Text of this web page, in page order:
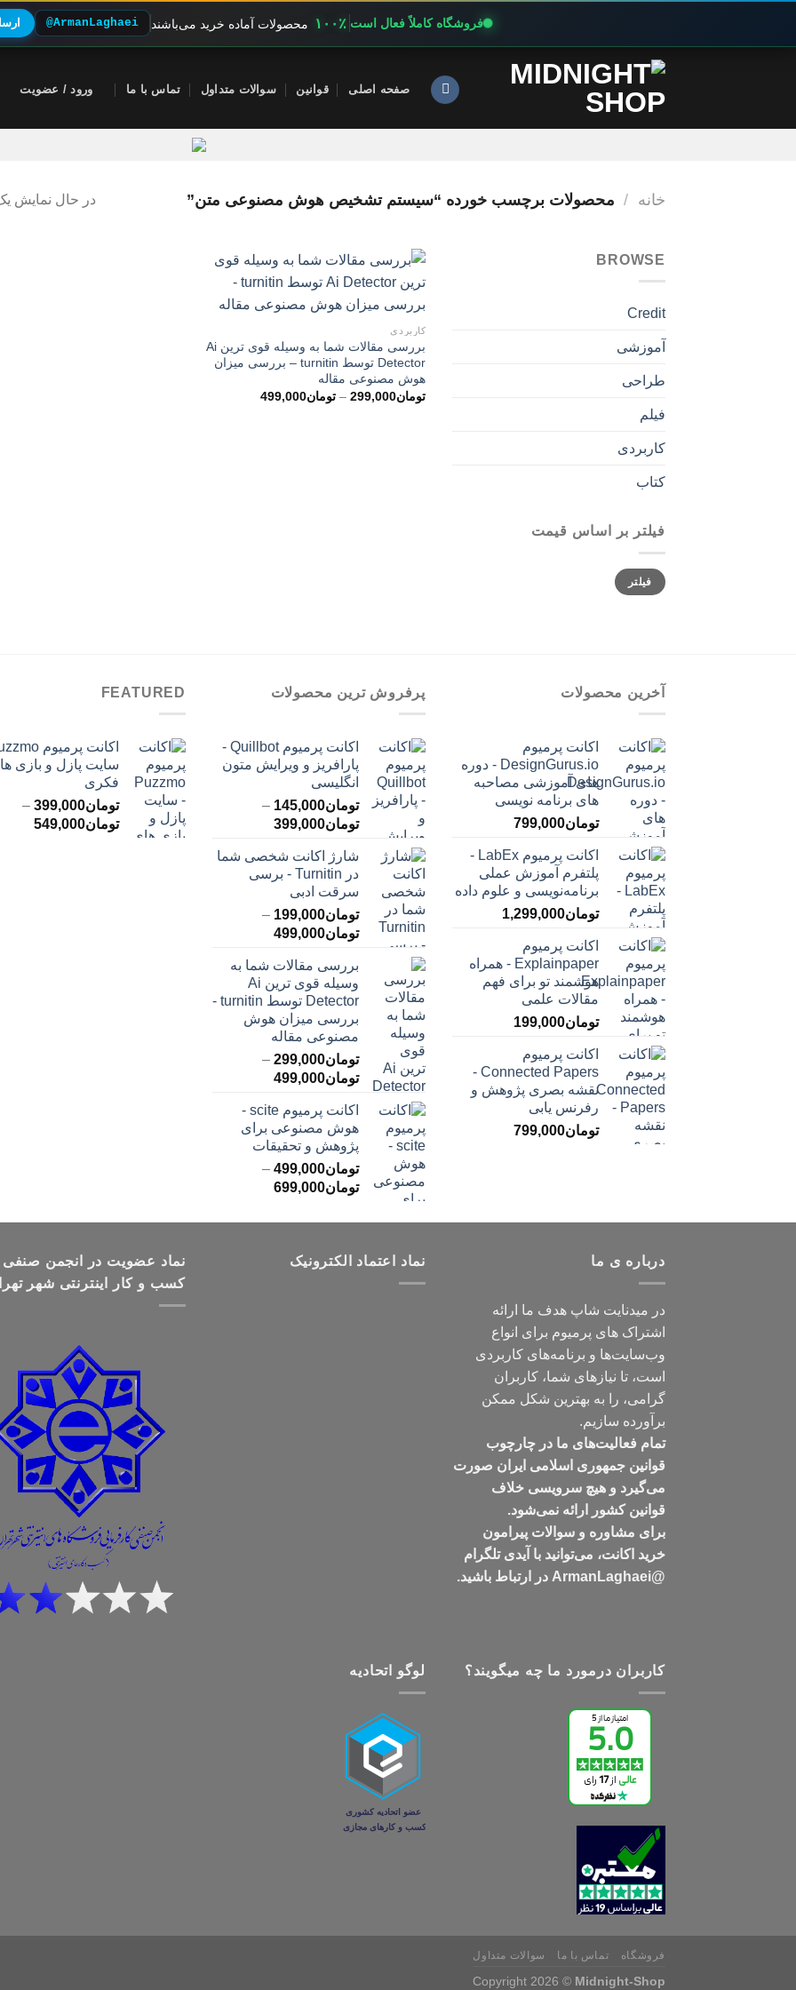
فروشگاه کاملاً فعال است ۱۰۰٪ محصولات آماده خرید می‌باشند @ArmanLaghaei
صفحه اصلی قوانین سوالات متداول تماس با ما ورود / عضویت
خانه / محصولات برچسب خورده “سیستم تشخیص هوش مصنوعی متن” در حال نمایش
BROWSE
Credit
آموزشی
طراحی
فیلم
کاربردی
کتاب
فیلتر بر اساس قیمت
حداقل
قیمت
حداکثر
قیمت
فیلتر
کاربردی
بررسی مقالات شما به وسیله قوی ترین Ai
Detector توسط turnitin – بررسی میزان
هوش مصنوعی مقاله
تومان299,000
– تومان499,000محدوده
آخرین محصولات
اکانت پرمیوم
DesignGurus.io - دوره
‌های آموزشی مصاحبه
‌های برنامه نویسی
تومان799,000
اکانت پرمیوم LabEx -
پلتفرم آموزش عملی
برنامه‌نویسی و علوم داده
تومان1,299,000
اکانت پرمیوم
Explainpaper - همراه
هوشمند تو برای فهم
مقالات علمی
تومان199,000
اکانت پرمیوم
Connected Papers -
نقشه بصری پژوهش و
رفرنس یابی
تومان799,000
پرفروش ترین محصولات
اکانت پرمیوم Quillbot -
پارافریز و ویرایش متون
انگلیسی
تومان145,000
–
تومان399,000محدوده
تومان145,000
تا
شارژ اکانت شخصی شما
در Turnitin - برسی
سرقت ادبی
تومان199,000
–
تومان499,000محدوده
تومان199,000
تا
تومان499,000
بررسی مقالات شما به
وسیله قوی ترین Ai
Detector توسط turnitin -
بررسی میزان هوش
مصنوعی مقاله
تومان299,000
–
تومان499,000محدوده
تا
تومان499,000
اکانت پرمیوم scite -
هوش مصنوعی برای
پژوهش و تحقیقات
تومان499,000
–
تومان699,000محدوده
تومان499,000
FEATURED
سایت پازل و بازی
فکری
تومان399,000
–
تومان549,000
درباره ی ما
در میدنایت شاپ هدف ما ارائه
اشتراک های پرمیوم برای انواع
وب‌سایت‌ها و برنامه‌های کاربردی
است، تا نیازهای شما، کاربران
گرامی، را به بهترین شکل ممکن
برآورده سازیم.
تمام فعالیت‌های ما در چارچوب
قوانین جمهوری اسلامی ایران صورت
می‌گیرد و هیچ سرویسی خلاف
قوانین کشور ارائه نمی‌شود.
برای مشاوره و سوالات پیرامون
خرید اکانت، می‌توانید با آیدی تلگرام
@ArmanLaghaei در ارتباط باشید.
نماد اعتماد الکترونیک
نماد عضویت در انجمن صنفی
کسب و کار اینترنتی شهر
کاربران درمورد ما چه میگویند؟ لوگو اتحادیه
فروشگاه تماس با ما سوالات متداول
Copyright 2026 © Midnight-Shop